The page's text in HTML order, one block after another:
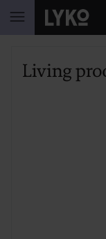
HOPPA TILL